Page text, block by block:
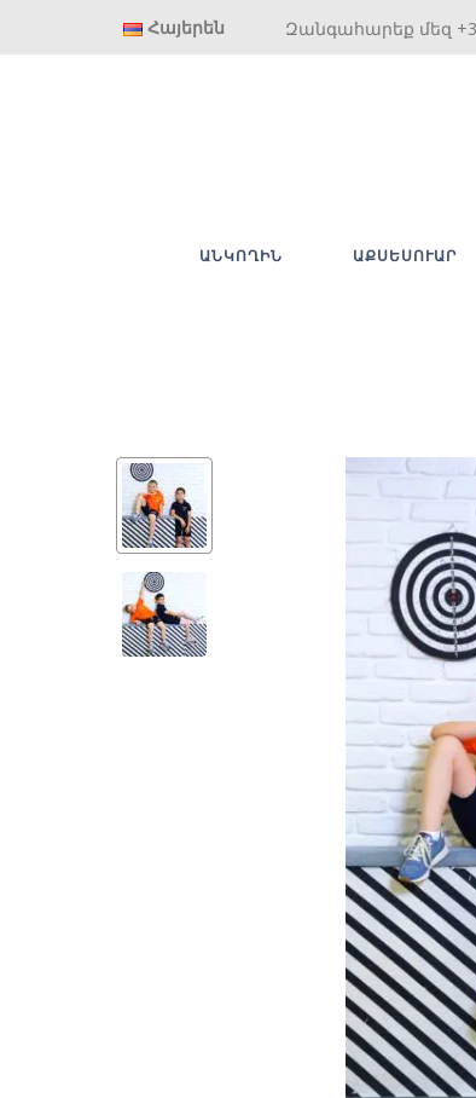
Հայերեն Զանգահարեք մեզ
ԱՆԿՈՂԻՆ ԱՔՍԵՍՈՒԱՐ